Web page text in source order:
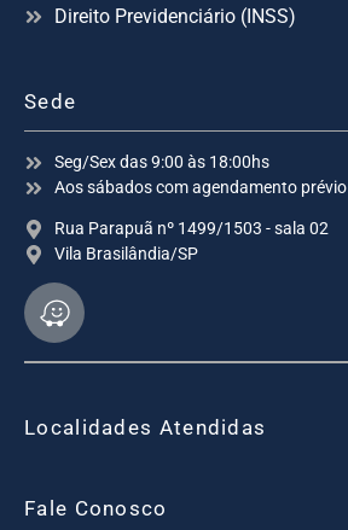
Direito Previdenciário (INSS)
Sede
Seg/Sex das 9:00 às 18:00hs
Aos sábados com agendamento prévio
Rua Parapuã nº 1499/1503 - sala 02
Vila Brasilândia/SP
Localidades Atendidas
Fale Conosco